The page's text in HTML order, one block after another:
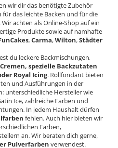
wir dir das benötigte Zubehör
das leichte Backen und für die
achten als Online-Shop auf ein
Produkte sowie auf namhafte
,Carma,Wilton,Städter
du leckere Backmischungen,
spezielle Backzutaten
Royal Icing. Rollfondant bieten
und Ausführungen in der
unterschiedliche Hersteller wie
Ice, zahlreiche Farben und
In jedem Haushalt dürfen
fehlen. Auch hier bieten wir
Farben,
an. Wir beraten dich gerne,
Pulverfarben verwendest.